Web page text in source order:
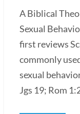
A Biblical
Sexual
first reviews
commonly
sexual
Jgs 19; Rom